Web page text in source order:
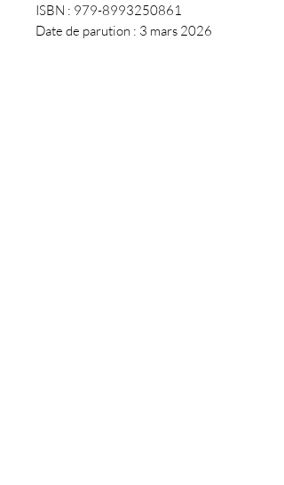
ISBN : 979-8993250861
Date de parution : 3 mars 2026